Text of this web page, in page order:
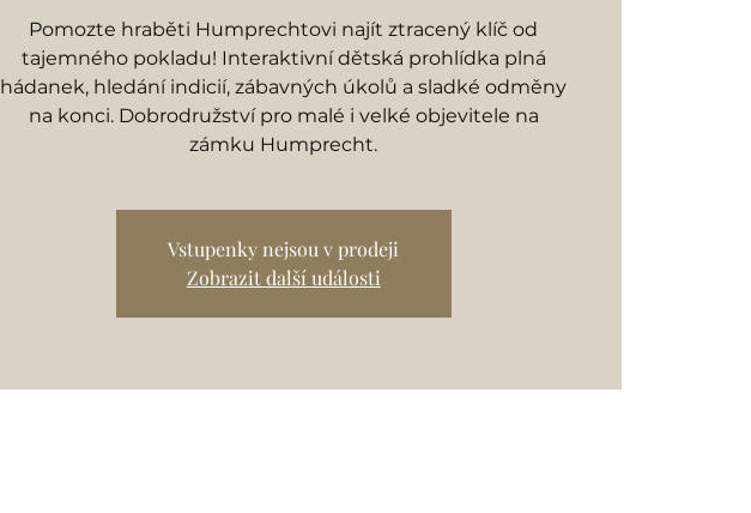
Pomozte hraběti Humprechtovi najít ztracený klíč od
tajemného pokladu! Interaktivní dětská prohlídka plná
hádanek, hledání indicií, zábavných úkolů a sladké odměny
na konci. Dobrodružství pro malé i velké objevitele na
zámku Humprecht.
Vstupenky nejsou v prodeji
Zobrazit další události